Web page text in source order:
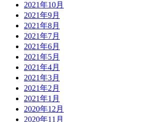
2021年10月
2021年9月
2021年8月
2021年7月
2021年6月
2021年5月
2021年4月
2021年3月
2021年2月
2021年1月
2020年12月
2020年11月